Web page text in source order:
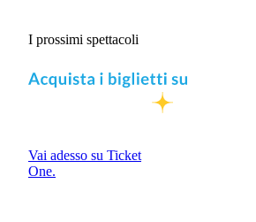
I prossimi spettacoli
Vai adesso su Ticket
One.